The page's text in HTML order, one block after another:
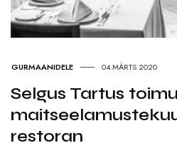
GURMAANIDELE 04.MÄRTS 2020
Selgus Tartus
restoran